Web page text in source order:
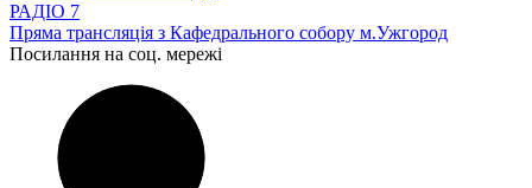
РАДІО 7
Пряма трансляція з Кафедрального собору м.Ужгород
Посилання на соц. мережі